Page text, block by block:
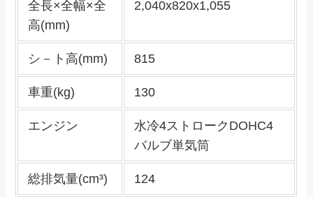
全長×全幅×全
高(mm)
2,040x820x1,055
シ－ト高(mm) 815
車重(kg) 130
エンジン
水冷4ストロークDOHC4
バルブ単気筒
総排気量(cm³) 124